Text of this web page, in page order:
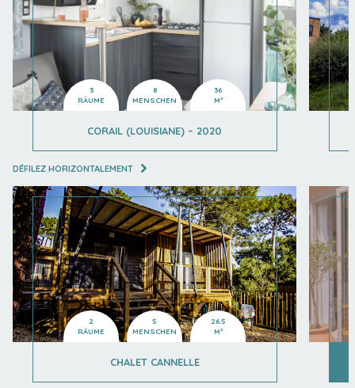
3
RÄUME
8
MENSCHEN
36
M²
CORAIL (LOUISIANE) – 2020
DÉFILEZ HORIZONTALEMENT
2
RÄUME
5
MENSCHEN
26.5
M²
CHALET CANNELLE